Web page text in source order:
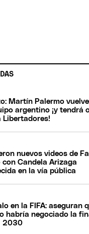
Martín Palermo
argentino ¡y tendrá
Libertadores!
nuevos videos de
con Candela Arizaga
en la vía pública
en la FIFA: aseguran
habría negociado la
2030